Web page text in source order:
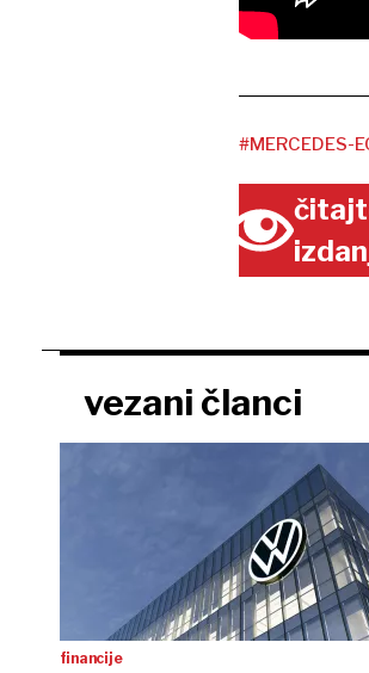
#MERCEDES-
vezani članci
financije